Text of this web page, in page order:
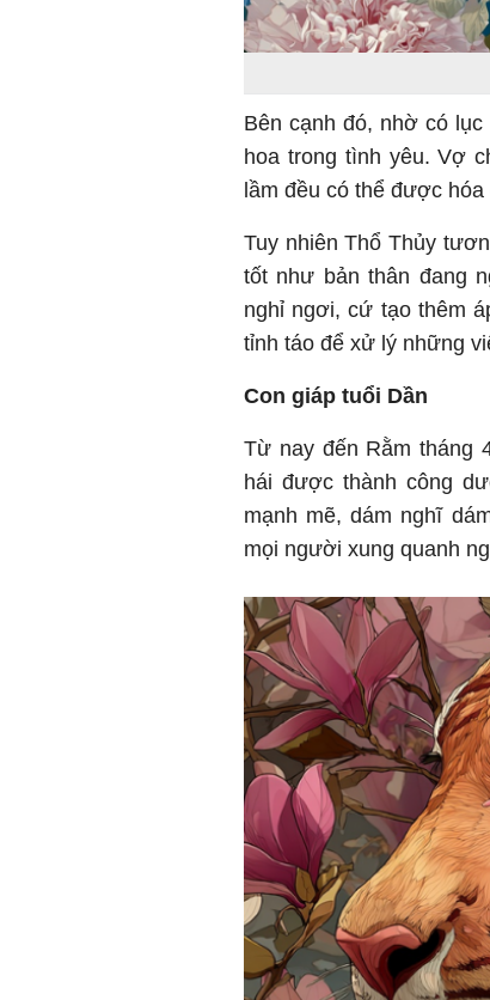
Bên cạnh đó, nhờ có
hoa trong tình yêu. Vợ
lầm đều có thể được
Tuy nhiên Thổ Thủy
tốt như bản thân đang
nghỉ ngơi, cứ tạo thêm
tỉnh táo để xử lý những
Con giáp tuổi Dần
Từ nay đến Rằm tháng
hái được thành công
mạnh mẽ, dám nghĩ
mọi người xung quanh